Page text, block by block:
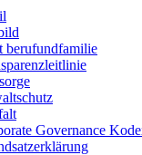
berufundfamilie
Governance